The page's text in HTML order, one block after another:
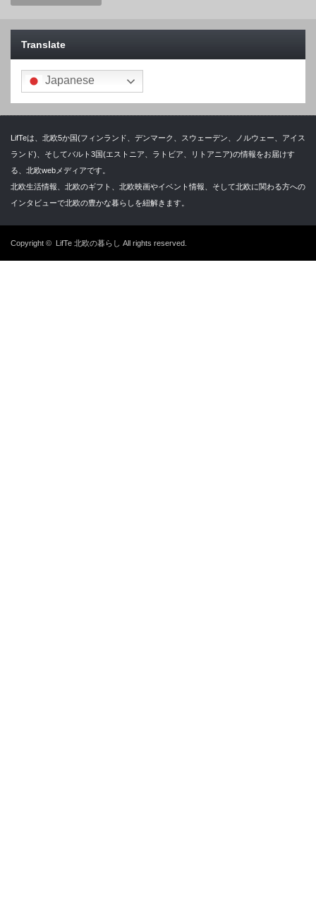
Translate
Japanese
LifTeは、北欧5か国(フィンランド、デンマーク、スウェーデン、ノルウェー、アイス
ランド)、そしてバルト3国(エストニア、ラトビア、リトアニア)の情報をお届けす
る、北欧webメディアです。
北欧生活情報、北欧のギフト、北欧映画やイベント情報、そして北欧に関わる方への
インタビューで北欧の豊かな暮らしを紐解きます。
Copyright © LifTe 北欧の暮らし All rights reserved.